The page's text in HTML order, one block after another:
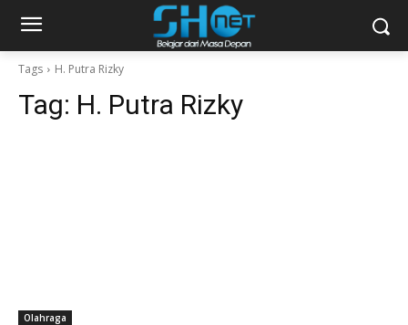
Tags H. Putra Rizky
Tag: H. Putra Rizky
Olahraga